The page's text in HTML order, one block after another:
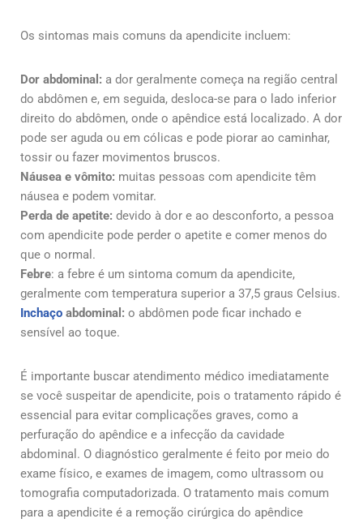
Os sintomas mais comuns da apendicite incluem:
Dor abdominal: a dor geralmente começa na região central
do abdômen e, em seguida, desloca-se para o lado inferior
direito do abdômen, onde o apêndice está localizado. A dor
pode ser aguda ou em cólicas e pode piorar ao caminhar,
tossir ou fazer movimentos bruscos.
Náusea e vômito: muitas pessoas com apendicite têm
náusea e podem vomitar.
Perda de apetite: devido à dor e ao desconforto, a pessoa
com apendicite pode perder o apetite e comer menos do
que o normal.
Febre: a febre é um sintoma comum da apendicite,
geralmente com temperatura superior a 37,5 graus Celsius.
Inchaço abdominal: o abdômen pode ficar inchado e
sensível ao toque.
É importante buscar atendimento médico imediatamente
se você suspeitar de apendicite, pois o tratamento rápido é
essencial para evitar complicações graves, como a
perfuração do apêndice e a infecção da cavidade
abdominal. O diagnóstico geralmente é feito por meio do
exame físico, e exames de imagem, como ultrassom ou
tomografia computadorizada. O tratamento mais comum
para a apendicite é a remoção cirúrgica do apêndice